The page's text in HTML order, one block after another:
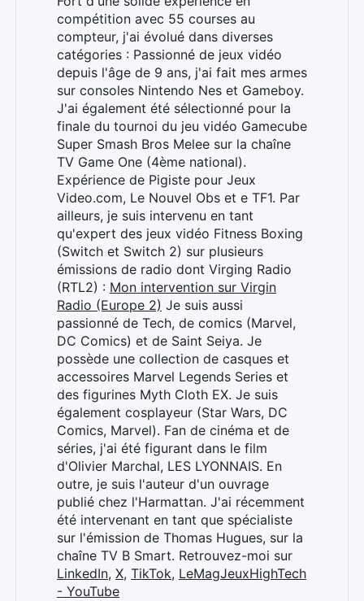
compétition avec 55 courses au
compteur, j'ai évolué dans diverses
catégories : Passionné de jeux vidéo
depuis l'âge de 9 ans, j'ai fait mes armes
sur consoles Nintendo Nes et Gameboy.
J'ai également été sélectionné pour la
finale du tournoi du jeu vidéo Gamecube
Super Smash Bros Melee sur la chaîne
TV Game One (4ème national).
Expérience de Pigiste pour Jeux
Video.com, Le Nouvel Obs et e TF1. Par
ailleurs, je suis intervenu en tant
qu'expert des jeux vidéo Fitness Boxing
(Switch et Switch 2) sur plusieurs
émissions de radio dont Virging Radio
(RTL2) : Mon intervention sur Virgin
Radio (Europe 2) Je suis aussi
passionné de Tech, de comics (Marvel,
DC Comics) et de Saint Seiya. Je
possède une collection de casques et
accessoires Marvel Legends Series et
des figurines Myth Cloth EX. Je suis
également cosplayeur (Star Wars, DC
Comics, Marvel). Fan de cinéma et de
séries, j'ai été figurant dans le film
d'Olivier Marchal, LES LYONNAIS. En
outre, je suis l'auteur d'un ouvrage
publié chez l'Harmattan. J'ai récemment
été intervenant en tant que spécialiste
sur l'émission de Thomas Hugues, sur la
chaîne TV B Smart. Retrouvez-moi sur
LinkedIn, X, TikTok, LeMagJeuxHighTech
- YouTube